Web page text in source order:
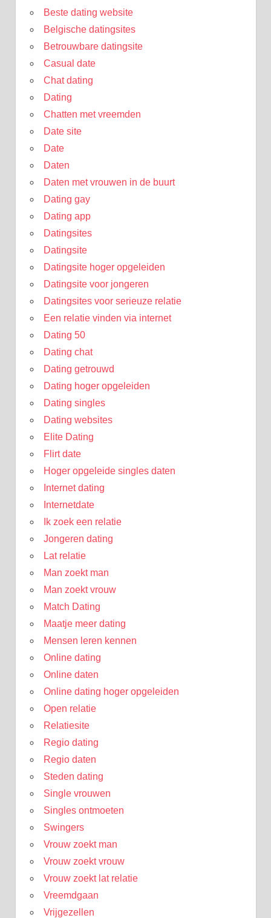
Beste dating website
Belgische datingsites
Betrouwbare datingsite
Casual date
Chat dating
Dating
Chatten met vreemden
Date site
Date
Daten
Daten met vrouwen in de buurt
Dating gay
Dating app
Datingsites
Datingsite
Datingsite hoger opgeleiden
Datingsite voor jongeren
Datingsites voor serieuze relatie
Een relatie vinden via internet
Dating 50
Dating chat
Dating getrouwd
Dating hoger opgeleiden
Dating singles
Dating websites
Elite Dating
Flirt date
Hoger opgeleide singles daten
Internet dating
Internetdate
Ik zoek een relatie
Jongeren dating
Lat relatie
Man zoekt man
Man zoekt vrouw
Match Dating
Maatje meer dating
Mensen leren kennen
Online dating
Online daten
Online dating hoger opgeleiden
Open relatie
Relatiesite
Regio dating
Regio daten
Steden dating
Single vrouwen
Singles ontmoeten
Swingers
Vrouw zoekt man
Vrouw zoekt vrouw
Vrouw zoekt lat relatie
Vreemdgaan
Vrijgezellen